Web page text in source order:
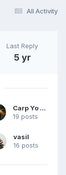
All Activity
Last Reply
5 yr
Carp Yo Yo
19 posts
vasil
16 posts